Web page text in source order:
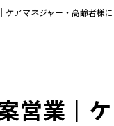
ケアマネジャー・高齢者様
営業｜